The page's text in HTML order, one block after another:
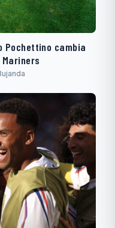
Pochettino cambia